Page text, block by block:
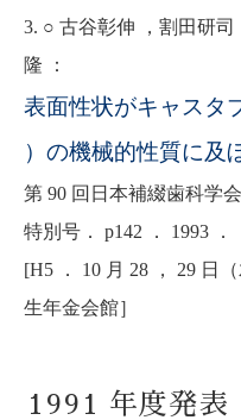
3. ○ 古谷彰伸 ，割田研
隆 ：
表面性状がキャスタ
）の機械的性質に及
第 90 回日本補綴歯科学
特別号． p142 ． 1993 ．
[H5 ． 10 月 28 ， 29 日
生年金会館］
1991 年度発